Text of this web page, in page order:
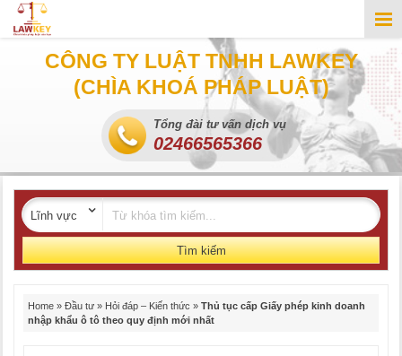
CÔNG TY LUẬT TNHH LAWKEY
(CHÌA KHOÁ PHÁP LUẬT)
Tổng đài tư vấn dịch vụ
02466565366
Tìm kiếm
Home » Đầu tư » Hỏi đáp – Kiến thức » Thủ tục cấp Giấy phép kinh doanh
nhập khẩu ô tô theo quy định mới nhất